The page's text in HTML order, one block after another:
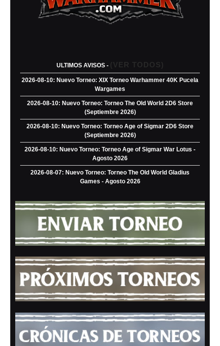
ULTIMOS AVISOS - (VER TODOS)
2026-08-10: Nuevo Torneo: XIX Torneo Warhammer 40K Pucela
Wargames
2026-08-10: Nuevo Torneo: Torneo The Old World 2D6 Store
(Septiembre 2026)
2026-08-10: Nuevo Torneo: Torneo Age of Sigmar 2D6 Store
(Septiembre 2026)
2026-08-10: Nuevo Torneo: Torneo Age of Sigmar War Lotus -
Agosto 2026
2026-08-07: Nuevo Torneo: Torneo The Old World Gladius
Games - Agosto 2026